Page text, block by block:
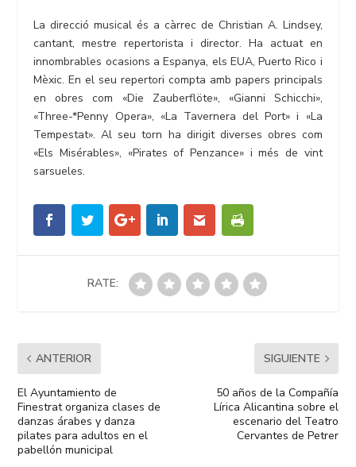
La direcció musical és a càrrec de Christian A. Lindsey,
cantant, mestre repertorista i director. Ha actuat en
innombrables ocasions a Espanya, els EUA, Puerto Rico i
Mèxic. En el seu repertori compta amb papers principals
en obres com «Die Zauberflöte», «Gianni Schicchi»,
«Three-*Penny Opera», «La Tavernera del Port» i «La
Tempestat». Al seu torn ha dirigit diverses obres com
«Els Misérables», «Pirates of Penzance» i més de vint
sarsueles.
RATE:
ANTERIOR
El Ayuntamiento de
Finestrat organiza clases de
danzas árabes y danza
pilates para adultos en el
pabellón municipal
SIGUIENTE
50 años de la Compañía
Lírica Alicantina sobre el
escenario del Teatro
Cervantes de Petrer